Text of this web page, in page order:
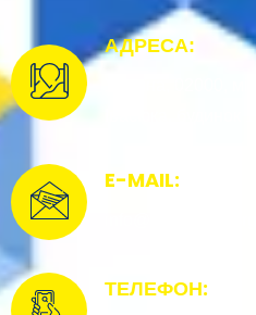
АДРЕСА:
Україна, 02000,
E-MAIL:
ТЕЛЕФОН: